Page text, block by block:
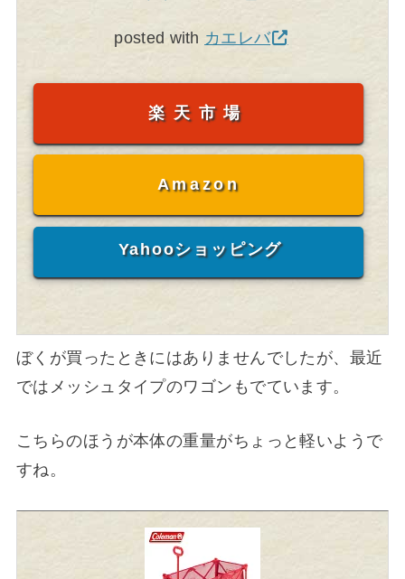
posted with カエレバ
楽天市場
Amazon
Yahooショッピング
ぼくが買ったときにはありませんでしたが、最近
ではメッシュタイプのワゴンもでています。
こちらのほうが本体の重量がちょっと軽いようで
すね。